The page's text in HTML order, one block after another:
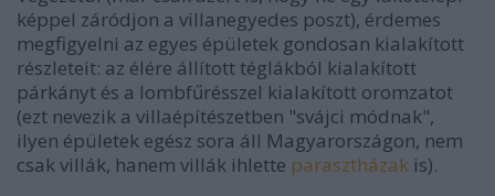
képpel záródjon a villanegyedes poszt), érdemes
megfigyelni az egyes épületek gondosan kialakított
részleteit: az élére állított téglákból kialakított
párkányt és a lombfűrésszel kialakított oromzatot
(ezt nevezik a villaépítészetben "svájci módnak",
ilyen épületek egész sora áll Magyarországon, nem
csak villák, hanem villák ihlette parasztházak is).